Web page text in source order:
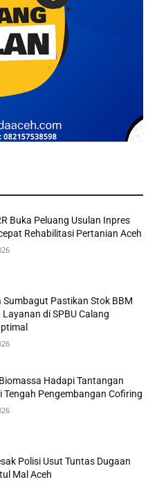
Buka Peluang Usulan Inpres
Rehabilitasi Pertanian Aceh
Sumbagut Pastikan Stok BBM
di SPBU Calang
Hadapi Tantangan
Tengah Pengembangan Cofiring
Polisi Usut Tuntas Dugaan
Mal Aceh